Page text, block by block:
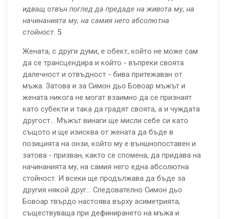
идващ отвън поглед да предаде на живота му, на
начинанията му, на самия него абсолютна
стойност. 5
Жената, с други думи, е обект, който не може сам
да се трансцендира и който - въпреки своята
далечност и отвъдност - бива притежаван от
мъжа. Затова и за Симон дьо Бовоар мъжът и
жената никога не могат взаимно да се признаят
като субекти и така да градят своята, а и чуждата
другост... Мъжът винаги ще мисли себе си като
същото и ще изисква от жената да бъде в
позицията на онзи, който му е външнопоставен и
затова - призван, както се спомена, да придава на
начинанията му, на самия него една абсолютна
стойност. И всеки ще продължава да бъде за
другия някой друг... Следователно Симон дьо
Бовоар твърдо настоява върху асиметрията,
съществуваща при дефинирането на мъжа и